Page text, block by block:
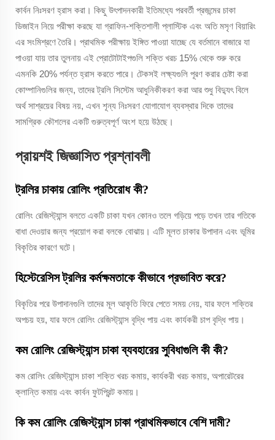
কার্বন নিঃসরণ হ্রাস করা। কিছু উৎপাদনকারী ইতিমধ্যে পরবর্তী প্রজন্মের চাকা
ডিজাইন নিয়ে পরীক্ষা করছে যা গ্রাফিন-শক্তিশালী প্লাস্টিক এবং অতি মসৃণ বিয়ারিং
এর সংমিশ্রণে তৈরি। প্রাথমিক পরীক্ষায় ইঙ্গিত পাওয়া যাচ্ছে যে বর্তমানে বাজারে যা
পাওয়া যায় তার তুলনায় এই প্রোটোটাইপগুলি শক্তি খরচ 15% থেকে শুরু করে
এমনকি 20% পর্যন্ত হ্রাস করতে পারে। টেকসই লক্ষ্যগুলি পূরণ করার চেষ্টা করা
কোম্পানিগুলির জন্য, তাদের ট্রলি সিস্টেম আধুনিকীকরণ করা আর শুধু বিদ্যুৎ বিলে
অর্থ সাশ্রয়ের বিষয় নয়, এখন শূন্য নিঃসরণ যোগাযোগ ব্যবস্থার দিকে তাদের
সামগ্রিক কৌশলের একটি গুরুত্বপূর্ণ অংশ হয়ে উঠছে।
প্রায়শই জিজ্ঞাসিত প্রশ্নাবলী
ট্রলির চাকায় রোলিং প্রতিরোধ কী?
রোলিং রেজিস্ট্যান্স বলতে একটি চাকা যখন কোনও তলে গড়িয়ে পড়ে তখন তার গতিকে
বাধা দেওয়ার জন্য প্রয়োগ করা বলকে বোঝায়। এটি মূলত চাকার উপাদান এবং ভূমির
বিকৃতির কারণে ঘটে।
হিস্টেরেসিস ট্রলির কর্মক্ষমতাকে কীভাবে প্রভাবিত করে?
বিকৃতির পরে উপাদানগুলি তাদের মূল আকৃতি ফিরে পেতে সময় নেয়, যার ফলে শক্তির
অপচয় হয়, যার ফলে রোলিং রেজিস্ট্যান্স বৃদ্ধি পায় এবং কার্যকরী চাপ বৃদ্ধি পায়।
কম রোলিং রেজিস্ট্যান্স চাকা ব্যবহারের সুবিধাগুলি কী কী?
কম রোলিং রেজিস্ট্যান্স চাকা শক্তি খরচ কমায়, কার্যকরী খরচ কমায়, অপারেটরের
ক্লান্তি কমায় এবং কার্বন ফুটপ্রিন্ট কমায়।
কি কম রোলিং রেজিস্ট্যান্স চাকা প্রাথমিকভাবে বেশি দামী?